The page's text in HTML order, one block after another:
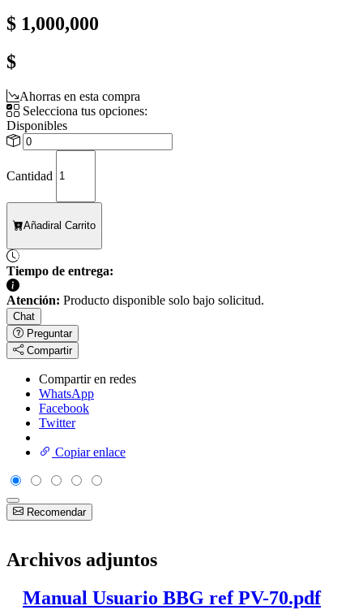
$ 1,000,000
$
Ahorras en esta compra
Selecciona tus opciones:
Disponibles
Cantidad
Añadiral Carrito
Tiempo de entrega:
Atención: Producto disponible solo bajo solicitud.
Chat
Preguntar
Compartir
Compartir en redes
WhatsApp
Facebook
Twitter
Copiar enlace
Recomendar
Archivos adjuntos
Manual Usuario BBG ref PV-70.pdf